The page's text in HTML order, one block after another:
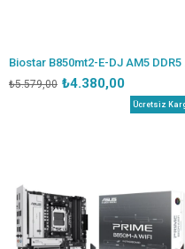
₺4.380,00
₺5.579,00
Ücretsiz